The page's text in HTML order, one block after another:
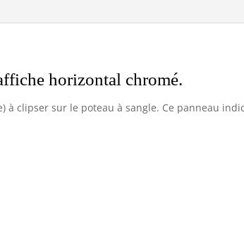
horizontal chromé.
à clipser sur le poteau à sangle. Ce panneau